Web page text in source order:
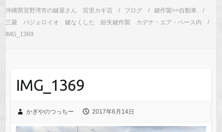
沖縄県宜野湾市の鍵屋さん 宮里カギ店 ブログ
鍵作製>>自動車
三菱 パジェロイオ 鍵なくした 紛失鍵作製 カデナ・エア・ベース内
IMG_1369
IMG_1369
かぎやのつっちー 2017年6月14日